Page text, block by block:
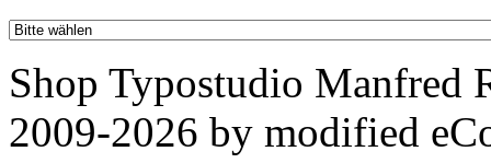
Shop Typostudio Manfred
2009-2026 by modified